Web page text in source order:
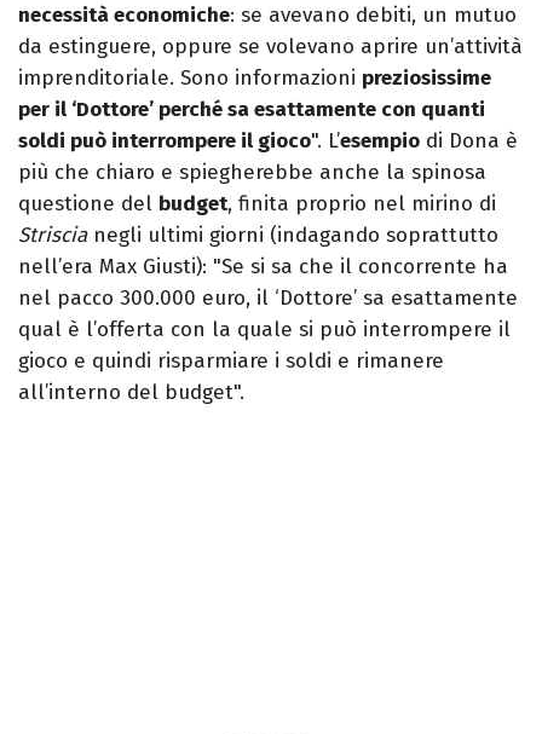
necessità economiche: se avevano debiti, un mutuo
da estinguere, oppure se volevano aprire un’attività
imprenditoriale. Sono informazioni preziosissime
per il ‘Dottore’ perché sa esattamente con quanti
soldi può interrompere il gioco". L’esempio di Dona è
più che chiaro e spiegherebbe anche la spinosa
questione del budget, finita proprio nel mirino di
Striscianegli ultimi giorni (indagando soprattutto
nell’era Max Giusti): "Se si sa che il concorrente ha
nel pacco 300.000 euro, il ‘Dottore’ sa esattamente
qual è l’offerta con la quale si può interrompere il
gioco e quindi risparmiare i soldi e rimanere
all’interno del budget".